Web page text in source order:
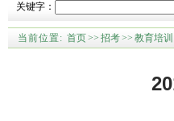
关键字：
当前位置: 首页>> 招考>> 教育培训